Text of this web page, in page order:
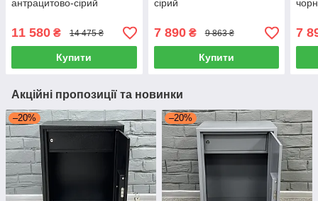
антрацитово-сірий
11 580 ₴ 14 475 ₴
Купити
сірий
7 890₴ 9 863 ₴
Купити
7
Акційні пропозиції та новинки
–20% –20%